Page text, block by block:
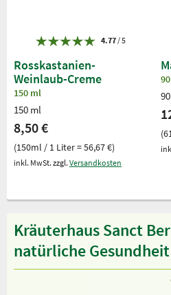
4.77/ 5
Rosskastanien-
Weinlaub-Creme
150 ml
150 ml
8,50 €
(150ml / 1 Liter = 56,67 €)
inkl. MwSt. zzgl. Versandkosten
Kräuterhaus Sanct
natürliche